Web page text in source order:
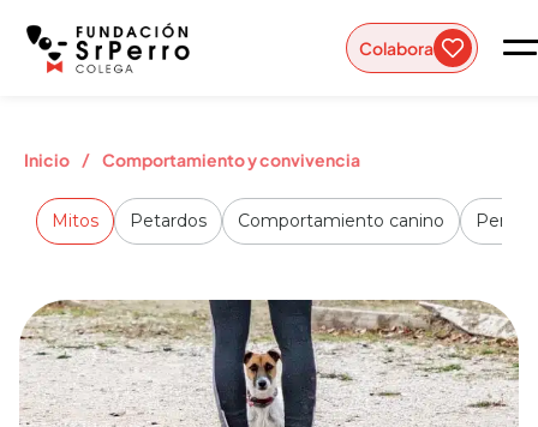
Colabora
Inicio / Comportamiento y convivencia
Petardos Comportamiento canino Perros
Mitos